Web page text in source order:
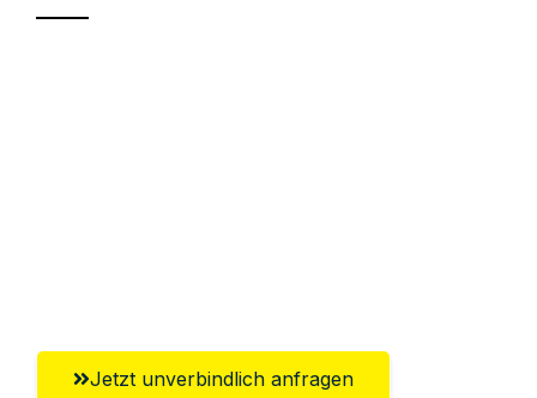
Jetzt unverbindlich anfragen